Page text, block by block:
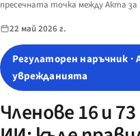
пресечната точка между Акта
22 май 2026 г.
Регулаторен наръчник
уврежданията
Членове 16 и